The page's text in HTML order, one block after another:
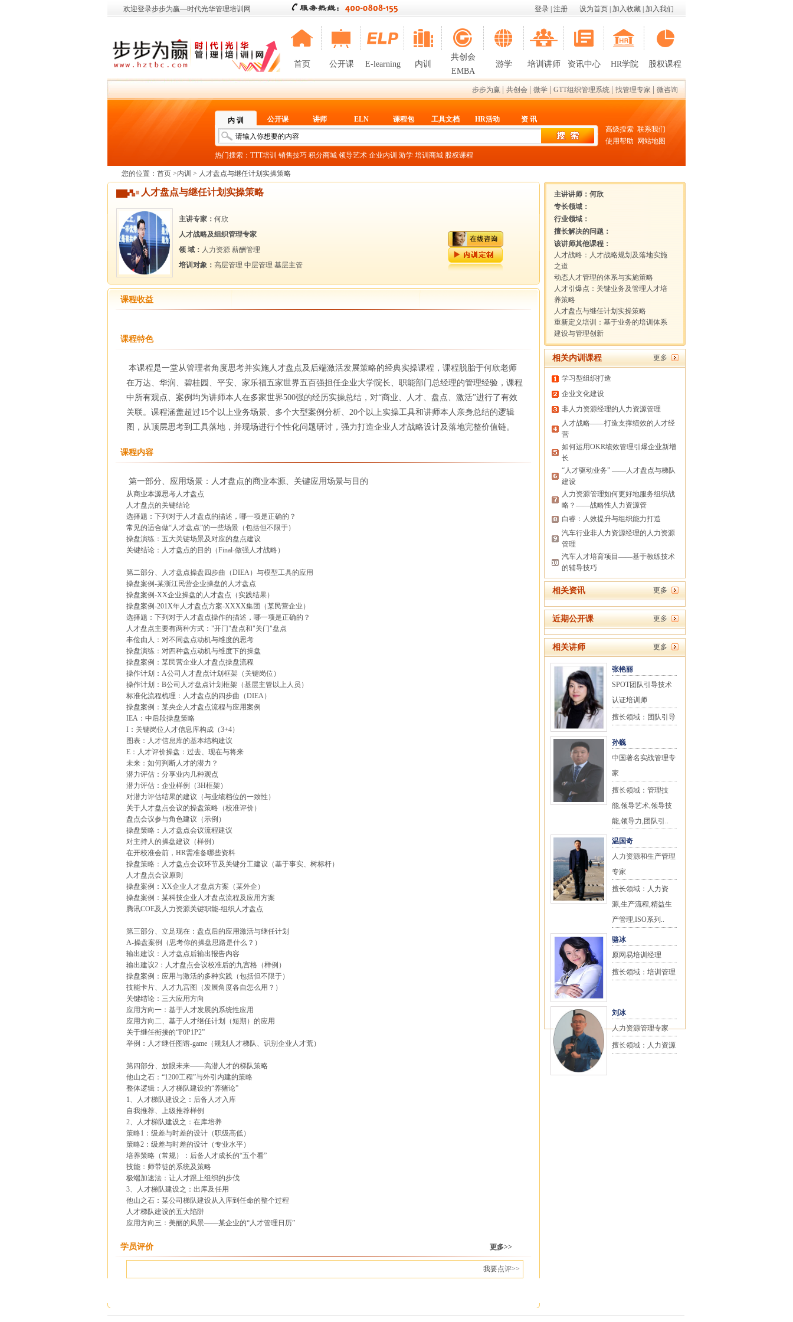
欢迎登录步步为赢—时代光华管理培训网 设为首页 加入收藏 加入我们
登录 注册
首页 公开课 E-learning 内训
共创会
EMBA
游学 培训讲师 资讯中心 HR学院 股权课程
步步为赢 共创会 微学 GTT组织管理系统 找管理专家 微咨询
内 训 公开课 讲师 ELN 课程包 工具文档 HR活动 资 讯
热门搜索： TTT培训 销售技巧 积分商城 领导艺术 企业内训 游学 培训商城 股权课程
高级搜索 联系我们
使用帮助
网站地图
您的位置： 首页 >内训 > 人才盘点与继任计划实操策略
人才盘点与继任计划实操策略
主讲专家： 何欣
人才战略及组织管理专家
领 域： 人力资源 薪酬管理
培训对象： 高层管理 中层管理 基层主管
课程收益
课程特色
本课程是一堂从管理者角度思考并实施人才盘点及后端激活发展策略的经典实操课程，课程脱胎于何欣老师
在万达、华润、碧桂园、平安、家乐福五家世界五百强担任企业大学院长、职能部门总经理的管理经验，课程
中所有观点、案例均为讲师本人在多家世界500强的经历实操总结，对“商业、人才、盘点、激活”进行了有效
关联。课程涵盖超过15个以上业务场景、多个大型案例分析、20个以上实操工具和讲师本人亲身总结的逻辑
图，从顶层思考到工具落地，并现场进行个性化问题研讨，强力打造企业人才战略设计及落地完整价值链。
课程内容
第一部分、应用场景：人才盘点的商业本源、关键应用场景与目的
从商业本源思考人才盘点
人才盘点的关键结论
选择题：下列对于人才盘点的描述，哪一项是正确的？
常见的适合做“人才盘点”的一些场景（包括但不限于）
操盘演练：五大关键场景及对应的盘点建议
关键结论：人才盘点的目的（Final-做强人才战略）
第二部分、人才盘点操盘四步曲（DIEA）与模型工具的应用
操盘案例-某浙江民营企业操盘的人才盘点
操盘案例-XX企业操盘的人才盘点（实践结果）
操盘案例-201X年人才盘点方案-XXXX集团（某民营企业）
选择题：下列对于人才盘点操作的描述，哪一项是正确的？
人才盘点主要有两种方式："开门"盘点和"关门"盘点
丰俭由人：对不同盘点动机与维度的思考
操盘演练：对四种盘点动机与维度下的操盘
操盘案例：某民营企业人才盘点操盘流程
操作计划：A公司人才盘点计划框架（关键岗位）
操作计划：B公司人才盘点计划框架（基层主管以上人员）
标准化流程梳理：人才盘点的四步曲（DIEA）
操盘案例：某央企人才盘点流程与应用案例
IEA：中后段操盘策略
I：关键岗位人才信息库构成（3+4）
图表：人才信息库的基本结构建议
E：人才评价操盘：过去、现在与将来
未来：如何判断人才的潜力？
潜力评估：分享业内几种观点
潜力评估：企业样例（3H框架）
对潜力评估结果的建议（与业绩档位的一致性）
关于人才盘点会议的操盘策略（校准评价）
盘点会议参与角色建议（示例）
操盘策略：人才盘点会议流程建议
对主持人的操盘建议（样例）
在开校准会前，HR需准备哪些资料
操盘策略：人才盘点会议环节及关键分工建议（基于事实、树标杆）
人才盘点会议原则
操盘案例：XX企业人才盘点方案（某外企）
操盘案例：某科技企业人才盘点流程及应用方案
腾讯COE及人力资源关键职能-组织人才盘点
第三部分、立足现在：盘点后的应用激活与继任计划
A-操盘案例（思考你的操盘思路是什么？）
输出建议：人才盘点后输出报告内容
输出建议2：人才盘点会议校准后的九宫格（样例）
操盘案例：应用与激活的多种实践（包括但不限于）
技能卡片、人才九宫图（发展角度各自怎么用？）
关键结论：三大应用方向
应用方向一：基于人才发展的系统性应用
应用方向二、基于人才继任计划（短期）的应用
关于继任衔接的“P0P1P2”
举例：人才继任图谱-game（规划人才梯队、识别企业人才荒）
第四部分、放眼未来——高潜人才的梯队策略
他山之石：“1200工程”与外引内建的策略
整体逻辑：人才梯队建设的“养猪论”
1、人才梯队建设之：后备人才入库
自我推荐、上级推荐样例
2、人才梯队建设之：在库培养
策略1：级差与时差的设计（职级高低）
策略2：级差与时差的设计（专业水平）
培养策略（常规）：后备人才成长的“五个看”
技能：师带徒的系统及策略
极端加速法：让人才跟上组织的步伐
3、人才梯队建设之：出库及任用
他山之石：某公司梯队建设从入库到任命的整个过程
人才梯队建设的五大陷阱
应用方向三：美丽的风景——某企业的“人才管理日历”
学员评价 更多>>
我要点评>>
主讲讲师： 何欣
专长领域：
行业领域：
擅长解决的问题：
该讲师其他课程：
人才战略：人才战略规划及落地实施
之道
动态人才管理的体系与实施策略
人才引爆点：关键业务及管理人才培
养策略
人才盘点与继任计划实操策略
重新定义培训：基于业务的培训体系
建设与管理创新
相关内训课程 更多
学习型组织打造
企业文化建设
非人力资源经理的人力资源管理
人才战略——打造支撑绩效的人才经
营
如何运用OKR绩效管理引爆企业新增
长
“人才驱动业务” ——人才盘点与梯队
建设
人力资源管理如何更好地服务组织战
略？——战略性人力资源管
白睿：人效提升与组织能力打造
汽车行业非人力资源经理的人力资源
管理
汽车人才培育项目——基于教练技术
的辅导技巧
相关资讯 更多
近期公开课 更多
相关讲师 更多
张艳丽
SPOT团队引导技术
认证培训师
擅长领域：团队引导
孙巍
中国著名实战管理专
家
擅长领域：管理技
能,领导艺术,领导技
能,领导力,团队引..
温国奇
人力资源和生产管理
专家
擅长领域：人力资
源,生产流程,精益生
产管理,ISO系列..
骆冰
原网易培训经理
擅长领域：培训管理
刘冰
人力资源管理专家
擅长领域：人力资源